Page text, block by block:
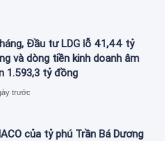
Đầu tư LDG lỗ 41,44 tỷ
và dòng tiền kinh doanh âm
1.593,3 tỷ đồng
trước
của tỷ phú Trần Bá Dương